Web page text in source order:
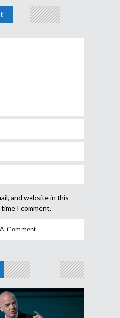
and website in this
I comment.